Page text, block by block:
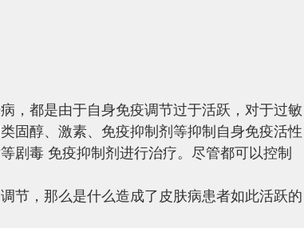
，都是由于自身免疫调节过于活跃，对于过敏
固醇、激素、免疫抑制剂等抑制自身免疫活性
剧毒 免疫抑制剂进行治疗。尽管都可以控制
节，那么是什么造成了皮肤病患者如此活跃的